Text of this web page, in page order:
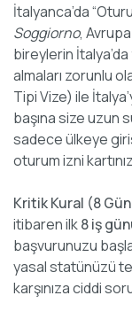
İtalyanca’da
Soggiorno,
bireylerin
almaları zorunlu
Tipi Vize) ile
başına size uzun
sadece ülkeye giriş
oturum izni
Kritik Kural (8
itibaren ilk8 iş
başvurunuzu
yasal statünüzü
karşınıza ciddi